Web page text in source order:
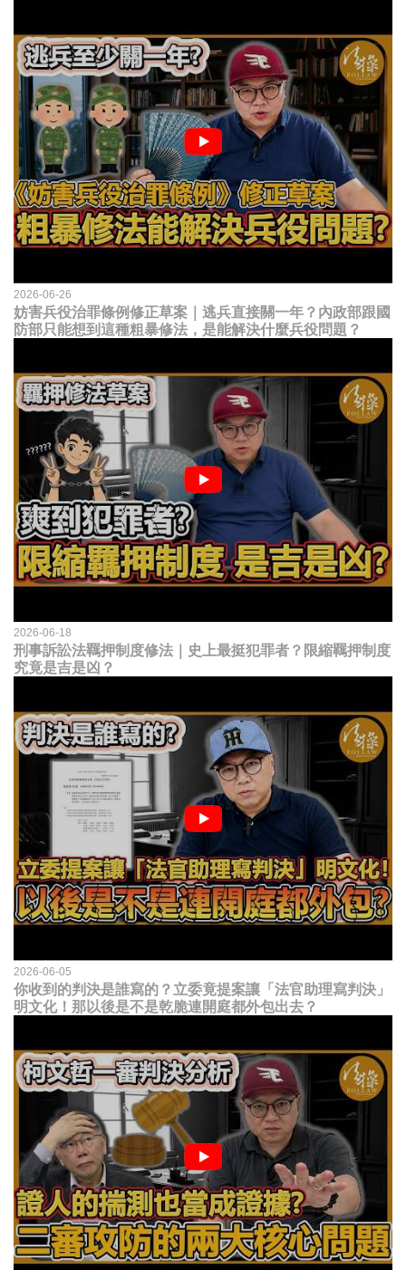
2026-06-26
妨害兵役治罪條例修正草案｜逃兵直接關一年？內政部跟國
防部只能想到這種粗暴修法，是能解決什麼兵役問題？
2026-06-18
刑事訴訟法羈押制度修法｜史上最挺犯罪者？限縮羈押制度
究竟是吉是凶？
2026-06-05
你收到的判決是誰寫的？立委竟提案讓「法官助理寫判決」
明文化！那以後是不是乾脆連開庭都外包出去？